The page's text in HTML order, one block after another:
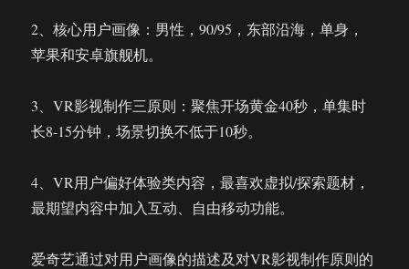
2、核心用户画像：男性，90/95，东部沿海，单身，
苹果和安卓旗舰机。
3、VR影视制作三原则：聚焦开场黄金40秒，单集时
长8-15分钟，场景切换不低于10秒。
4、VR用户偏好体验类内容，最喜欢虚拟/探索题材，
最期望内容中加入互动、自由移动功能。
爱奇艺通过对用户画像的描述及对VR影视制作原则的